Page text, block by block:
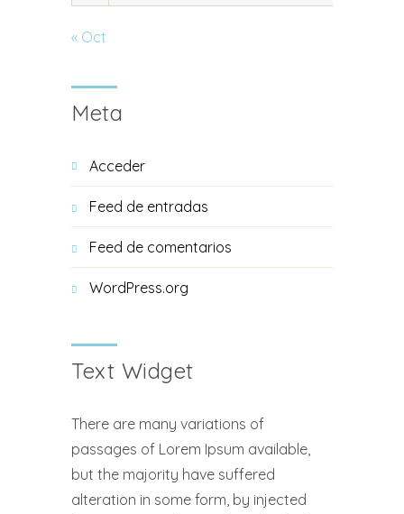
« Oct
Meta
Acceder
Feed de entradas
Feed de comentarios
WordPress.org
Text Widget
There are many variations of
passages of Lorem Ipsum available,
but the majority have suffered
alteration in some form, by injected